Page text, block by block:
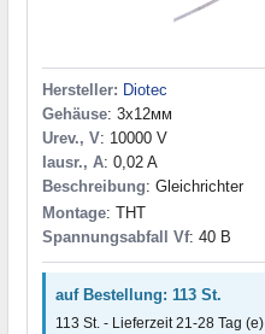
Hersteller: Diotec
Gehäuse: 3х12мм
Urev., V: 10000 V
Iausr., A: 0,02 A
Beschreibung: Gleichrichter
Montage: THT
Spannungsabfall Vf: 40 В
auf Bestellung: 113 St.
113 St. - Lieferzeit 21-28 Tag (e)